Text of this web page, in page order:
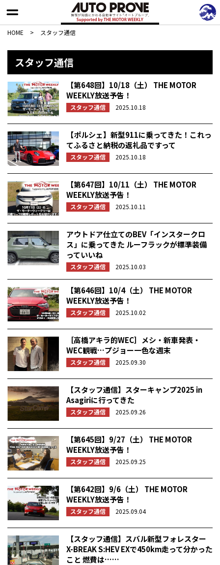
HOME > スタッフ通信
スタッフ通信
【第648回】10/18（土） THE MOTOR
WEEKLY放送予告！
スタッフ通信 2025.10.18
【ポルシェ】新型911に乗ってきた！これっ
てふるさと納税の返礼品ですって
スタッフ通信 2025.10.18
【第647回】10/11（土） THE MOTOR
WEEKLY放送予告！
スタッフ通信 2025.10.11
アウトドア仕立てのBEV「インスタークロ
ス」に乗ってきた ルーフラックが標準装備
っていいね
スタッフ通信 2025.10.03
【第646回】10/4（土） THE MOTOR
WEEKLY放送予告！
スタッフ通信 2025.10.02
［高橋アキラ的WEC］メシ・新車発表・
WEC観戦…プジョー一色な週末
スタッフ通信 2025.09.30
【スタッフ通信】スターキャンプ2025 in
Asagiriに行ってきた
スタッフ通信 2025.09.26
【第645回】9/27（土） THE MOTOR
WEEKLY放送予告！
スタッフ通信 2025.09.25
【第642回】9/6（土） THE MOTOR
WEEKLY放送予告！
スタッフ通信 2025.09.04
【スタッフ通信】スバル新型フォレスター
X-BREAK S:HEV EXで450km走って分かった
こと 燃費は……